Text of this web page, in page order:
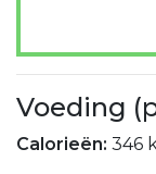
Voeding
Calorieën: 346